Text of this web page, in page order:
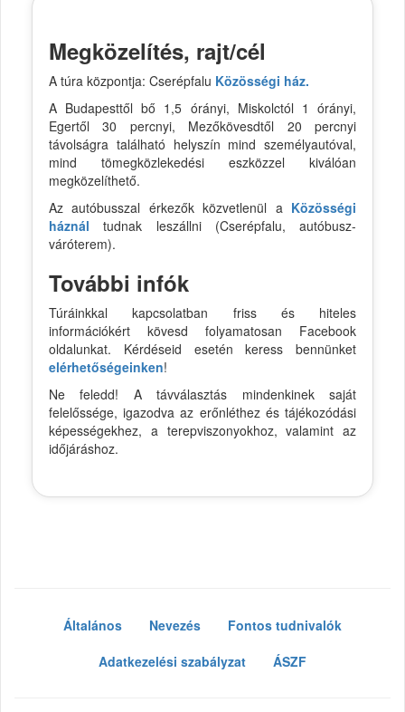
Megközelítés, rajt/cél
A túra központja: Cserépfalu Közösségi ház.
A Budapesttől bő 1,5 órányi, Miskolctól 1 órányi,
Egertől 30 percnyi, Mezőkövesdtől 20 percnyi
távolságra található helyszín mind személyautóval,
mind tömegközlekedési eszközzel kiválóan
megközelíthető.
Az autóbusszal érkezők közvetlenül a Közösségi
háznál tudnak leszállni (Cserépfalu, autóbusz-
váróterem).
További infók
Túráinkkal kapcsolatban friss és hiteles
információkért kövesd folyamatosan Facebook
oldalunkat. Kérdéseid esetén keress bennünket
elérhetőségeinken!
Ne feledd! A távválasztás mindenkinek saját
felelőssége, igazodva az erőnléthez és tájékozódási
képességekhez, a terepviszonyokhoz, valamint az
időjáráshoz.
Általános Nevezés
Fontos tudnivalók
Adatkezelési szabályzat
ÁSZF